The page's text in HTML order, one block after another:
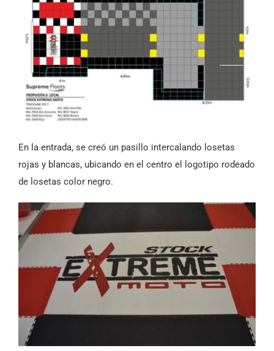
En la entrada, se creó un pasillo intercalando losetas
rojas y blancas, ubicando en el centro el logotipo rodeado
de losetas color negro.